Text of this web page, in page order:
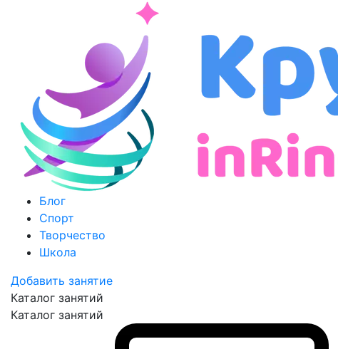
Блог
Спорт
Творчество
Школа
Добавить занятие
Каталог занятий
Каталог занятий